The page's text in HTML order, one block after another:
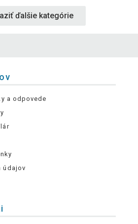
ďalšie kategórie
a odpovede
údajov